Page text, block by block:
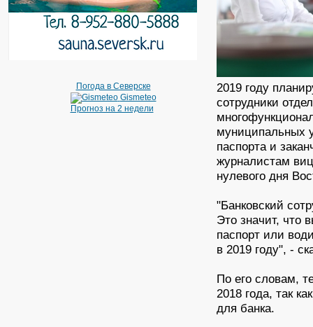
Погода в Северске
Gismeteo
Прогноз на 2 недели
2019 году
сотрудники
муниципальных
паспорта и
журналистам
нулевого дня
"Банковский
Это значит, что
паспорт или
в 2019 году", -
По его словам,
2018 года, так
для банка.